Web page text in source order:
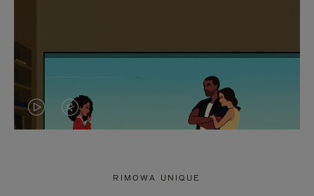
LA LE
RIMOWA UNIQUE